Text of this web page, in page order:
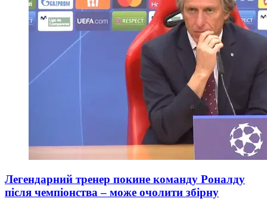
Легендарний тренер покине команду Роналду
після чемпіонства – може очолити збірну